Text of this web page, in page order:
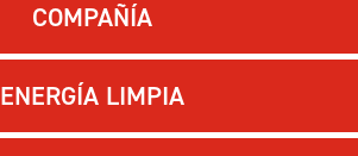
COMPAÑÍA
ENERGÍA LIMPIA